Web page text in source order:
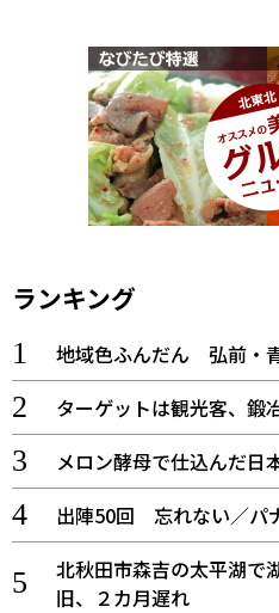
ランキング
地域色ふんだん 弘前・
ターゲットは観光客、鍛
メロン酵母で仕込んだ日
出陣50回 忘れない／パ
北秋田市森吉の太平湖
旧、２カ月遅れ